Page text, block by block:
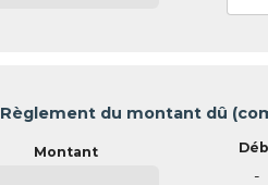
Règlement du montant dû
-